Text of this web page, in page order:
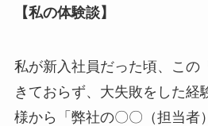
【私の体験談】
私が新入社員だった頃、この
きておらず、大失敗をした経
様から「弊社の〇〇（担当者